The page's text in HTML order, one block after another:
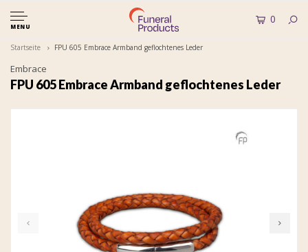
MENU
0
Startseite FPU 605 Embrace Armband geflochtenes Leder
Embrace
FPU 605 Embrace Armband geflochtenes Leder